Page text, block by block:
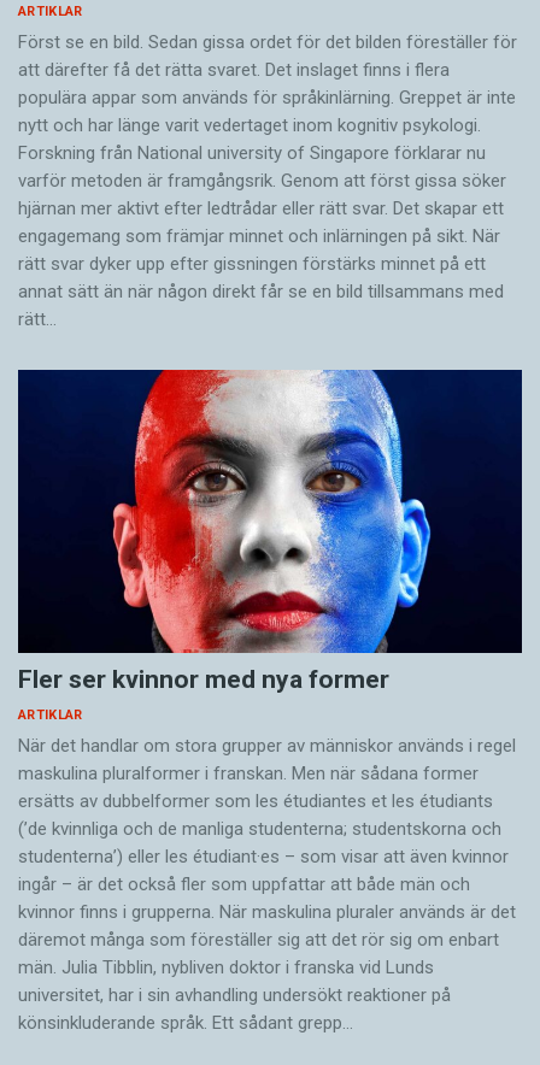
ARTIKLAR
Först se en bild. Sedan gissa ordet för det bilden föreställer för
att därefter få det rätta svaret. Det inslaget finns i flera
populära appar som används för språkinlärning. Greppet är inte
nytt och har länge varit vedertaget inom kognitiv psykologi.
Forskning från National university of Singa­pore förklarar nu
varför metoden är framgångsrik. Genom att först gissa ­söker
hjärnan mer aktivt ­efter ledtrådar eller rätt svar. Det skapar ett
engagemang som främjar minnet och inlärningen på sikt. När
rätt svar dyker upp efter gissningen förstärks minnet på ett
annat sätt än när någon direkt får se en bild tillsammans med
rätt…
Fler ser kvinnor med nya former
ARTIKLAR
När det handlar om stora grupper av människor används i regel
maskulina pluralformer i franskan. Men när sådana ­former
ersätts av dubbel­former som les étudiantes et les étudiants
(’de kvinnliga och de manliga studenterna; studentskorna och
studenterna’) eller les étudiant·es – som visar att även kvinnor
ingår – är det också fler som uppfattar att både män och
kvinnor finns i grupperna. När maskulina pluraler används är det
där­emot många som föreställer sig att det rör sig om enbart
män. Julia Tibblin, nybliven doktor i franska vid Lunds
universitet, har i sin avhandling undersökt reaktioner på
könsinkluderande språk. Ett sådant grepp…